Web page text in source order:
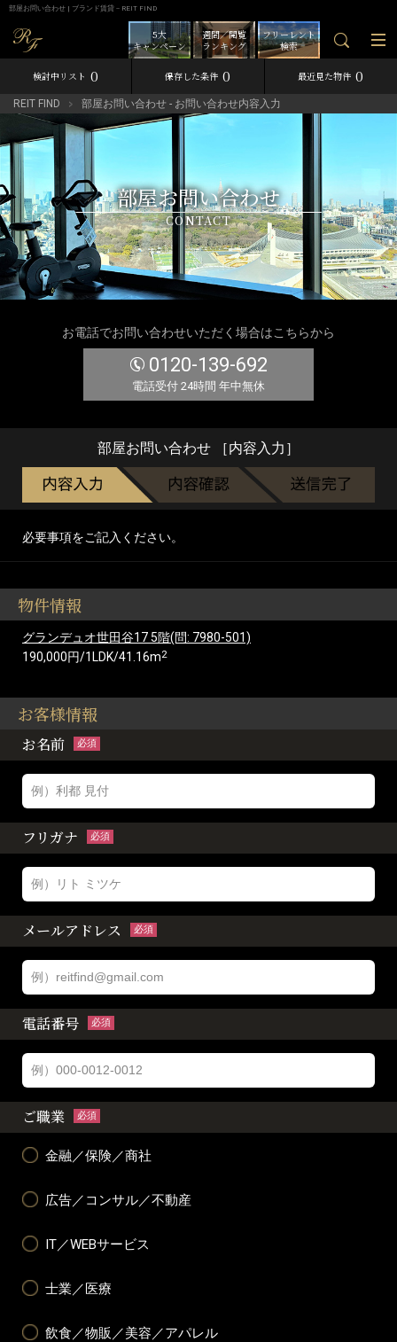
部屋お問い合わせ | ブランド賃貸－REIT FIND
フリーレント
検索
週間／閲覧
ランキング
5大
キャンペーン
検討中リスト 0 保存した条件 0 最近見た物件 0
REIT FIND 部屋お問い合わせ - お問い合わせ内容入力
部屋お問い合わせ
CONTACT
お電話でお問い合わせいただく場合はこちらから
0120-139-692
電話受付 24時間 年中無休
部屋お問い合わせ ［内容入力］
必要事項をご記入ください。
物件情報
グランデュオ世田谷17 5階(問: 7980-501)
190,000円/1LDK/41.16m2
お客様情報
お名前 必須
フリガナ 必須
メールアドレス 必須
電話番号 必須
ご職業 必須
金融／保険／商社
広告／コンサル／不動産
IT／WEBサービス
士業／医療
飲食／物販／美容／アパレル